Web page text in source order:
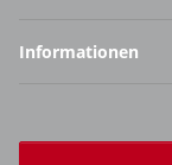
Informationen